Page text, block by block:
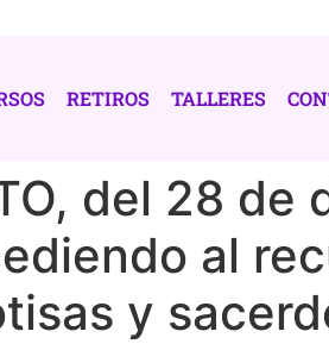
RETIROS TALLERES
del 28
al
y